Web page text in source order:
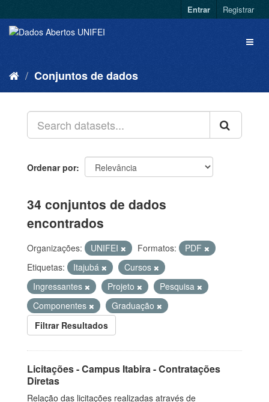
Entrar Registrar
Conjuntos de dados
Ordenar por
34 conjuntos de dados
encontrados
Organizações: UNIFEI Formatos:
PDF
Etiquetas:
Itajubá
Cursos
Ingressantes
Projeto
Pesquisa
Componentes
Graduação
Filtrar Resultados
Licitações - Campus Itabira - Contratações
Diretas
Relação das licitações realizadas através de